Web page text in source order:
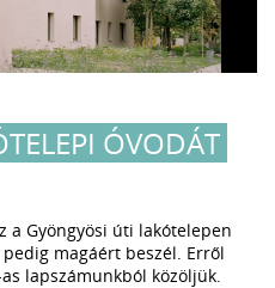
ÓVODÁT
a Gyöngyösi úti lakótelepen
magáért beszél. Erről
lapszámunkból közöljük.